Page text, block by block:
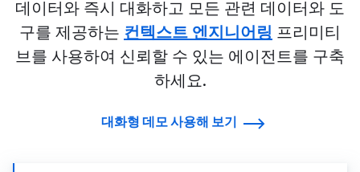
데이터와 즉시 대화하고 모든 관련 데이터와 도
구를 제공하는 컨텍스트 엔지니어링 프리미티
브를 사용하여 신뢰할 수 있는 에이전트를 구축
하세요.
대화형 데모 사용해 보기